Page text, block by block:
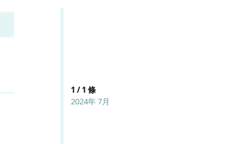
1 /1 條
2024年 7月